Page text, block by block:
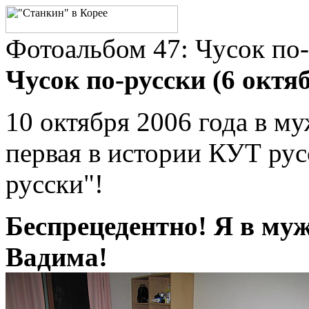
Фотоальбом 47: Чусок
Чусок по-русски (6
10 октября 2006 года в
первая в истории КУТ
русски"!
Беспрецедентно! Я в
Вадима!